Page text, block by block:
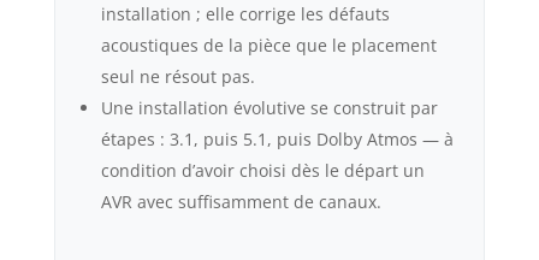
installation ; elle corrige les défauts
acoustiques de la pièce que le placement
seul ne résout pas.
Une installation évolutive se construit par
étapes : 3.1, puis 5.1, puis Dolby Atmos — à
condition d’avoir choisi dès le départ un
AVR avec suffisamment de canaux.